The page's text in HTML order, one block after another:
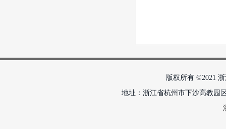
版权所有 ©2021
地址：浙江省杭州市下沙高教园